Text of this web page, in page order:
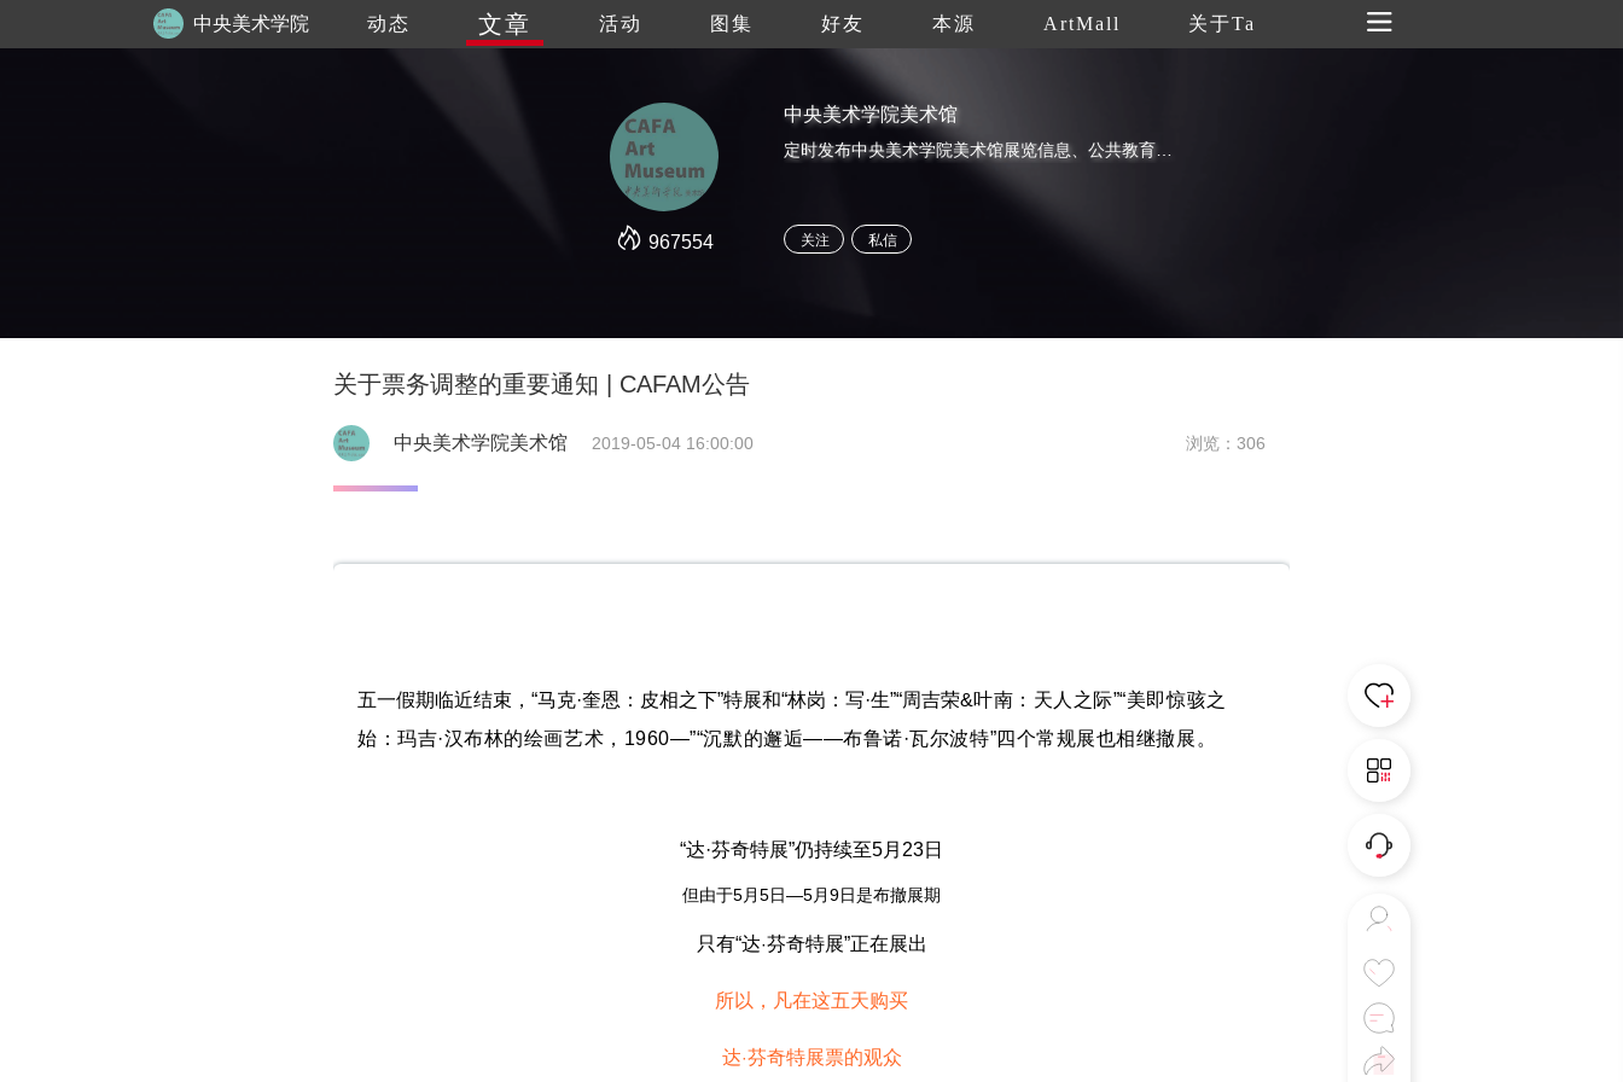
中央美术学院 动态 文章 活动 图集 好友 本源 ArtMall 关于Ta
967554
中央美术学院美术馆
关注 私信
关于票务调整的重要通知 | CAFAM公告
中央美术学院美术馆 2019-05-04 16:00:00 浏览：306
五一假期临近结束，“马克·奎恩：皮相之下”特展和“林岗：写·生”“周吉荣&叶南：天人之际”“美即惊骇之
始：玛吉·汉布林的绘画艺术，1960—”“沉默的邂逅——布鲁诺·瓦尔波特”四个常规展也相继撤展。
“达·芬奇特展”仍持续至5月23日
但由于5月5日—5月9日是布撤展期
只有“达·芬奇特展”正在展出
所以，凡在这五天购买
达·芬奇特展票的观众